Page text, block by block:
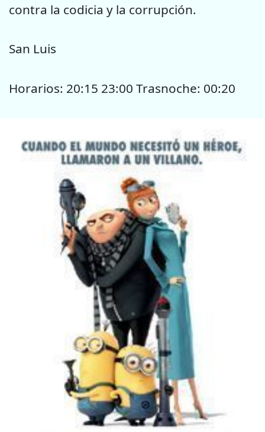
contra la codicia y la corrupción.
San Luis
Horarios: 20:15 23:00 Trasnoche: 00:20